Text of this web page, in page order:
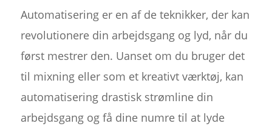
Automatisering er en af de teknikker, der kan
revolutionere din arbejdsgang og lyd, når du
først mestrer den. Uanset om du bruger det
til mixning eller som et kreativt værktøj, kan
automatisering drastisk strømline din
arbejdsgang og få dine numre til at lyde